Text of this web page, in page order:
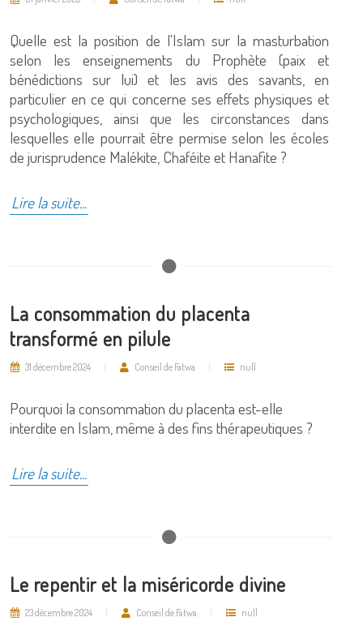
Quelle est la position de l'Islam sur la masturbation
selon les enseignements du Prophète (paix et
bénédictions sur lui) et les avis des savants, en
particulier en ce qui concerne ses effets physiques et
psychologiques, ainsi que les circonstances dans
lesquelles elle pourrait être permise selon les écoles
de jurisprudence Malékite, Chaféite et Hanafite ?
Lire la suite...
La consommation du placenta
transformé en pilule
31 décembre 2024 Conseil de Fatwa null
Pourquoi la consommation du placenta est-elle
interdite en Islam, même à des fins thérapeutiques ?
Lire la suite...
Le repentir et la miséricorde divine
23 décembre 2024 Conseil de Fatwa null